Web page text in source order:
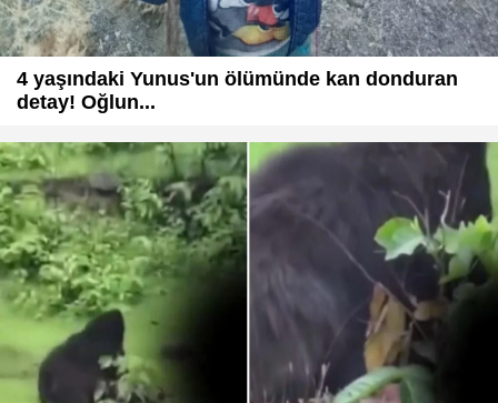
4 yaşındaki Yunus'un ölümünde kan donduran
detay! Oğlun...